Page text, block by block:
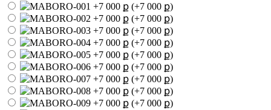
(+7 000 ք)
(+7 000 ք)
(+7 000 ք)
(+7 000 ք)
(+7 000 ք)
(+7 000 ք)
(+7 000 ք)
(+7 000 ք)
(+7 000 ք)